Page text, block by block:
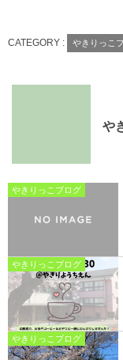
CATEGORY : やきりっこ
や
やきりっこブログ
やきりっこブログ
やきりっこブログ